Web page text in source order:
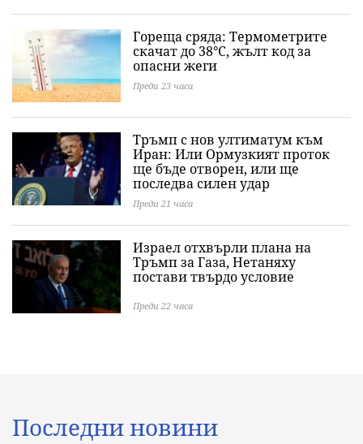
Гореща сряда: Термометрите
скачат до 38°C, жълт код за
опасни жеги
Преди 23 часа
Тръмп с нов ултиматум към
Иран: Или Ормузкият проток
ще бъде отворен, или ще
последва силен удар
Преди 21 часа
Израел отхвърли плана на
Тръмп за Газа, Нетаняху
постави твърдо условие
Преди 22 часа
Последни новини